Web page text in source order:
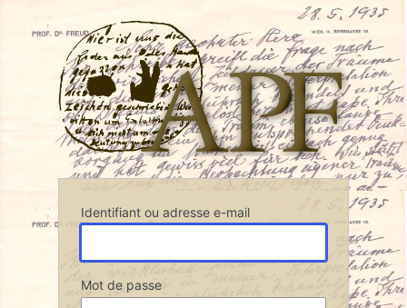
connecter
Identifiant ou adresse e-mail
Mot de passe